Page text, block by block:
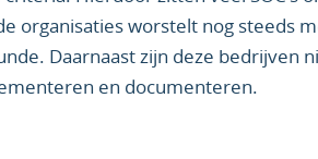
organisaties worstelt nog steeds
Daarnaast zijn deze bedrijven
en documenteren.